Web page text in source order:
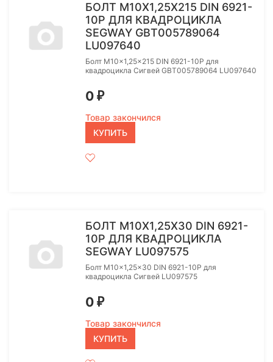
БОЛТ M10X1,25X215 DIN 6921-
10P ДЛЯ КВАДРОЦИКЛА
SEGWAY GBT005789064
LU097640
Болт M10x1,25x215 DIN 6921-10P для
квадроцикла Сигвей GBT005789064 LU097640
0 ₽
Товар закончился
КУПИТЬ
БОЛТ M10X1,25X30 DIN 6921-
10P ДЛЯ КВАДРОЦИКЛА
SEGWAY LU097575
Болт M10x1,25x30 DIN 6921-10P для
квадроцикла Сигвей LU097575
0 ₽
Товар закончился
КУПИТЬ